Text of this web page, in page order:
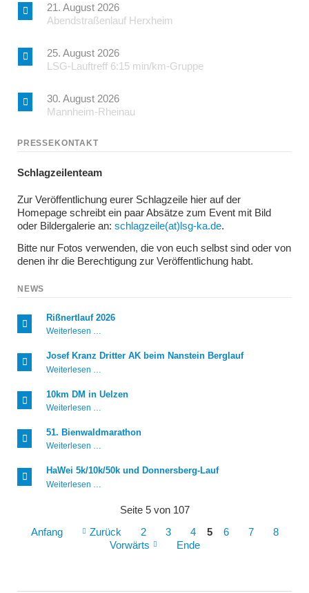
21. August 2026
Abendstraßenlauf Herxheim
25. August 2026
LSG-Lauftreff 6:15 min/km-Gruppe
30. August 2026
Mannheim-Rheinau
PRESSEKONTAKT
Schlagzeilenteam
Zur Veröffentlichung eurer Schlagzeile hier auf der
Homepage schreibt ein paar Absätze zum Event mit Bild
oder Bildergalerie an: schlagzeile(at)lsg-ka.de.
Bitte nur Fotos verwenden, die von euch selbst sind oder von
denen ihr die Berechtigung zur Veröffentlichung habt.
NEWS
Rißnertlauf 2026
Weiterlesen …
Josef Kranz Dritter AK beim Nanstein Berglauf
Weiterlesen …
Dritter
AK
beim
Berglauf
10km DM in Uelzen
Weiterlesen …
Uelzen
51. Bienwaldmarathon
Weiterlesen …
HaWei 5k/10k/50k und Donnersberg-Lauf
Weiterlesen …
Donnersberg-
Seite 5 von 107
Anfang
Zurück 2 3 4 5 6 7
8
Vorwärts
Ende